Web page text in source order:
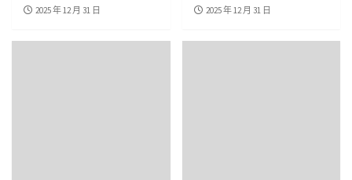
2025 年 12 月 31 日 2025 年 12 月 31 日